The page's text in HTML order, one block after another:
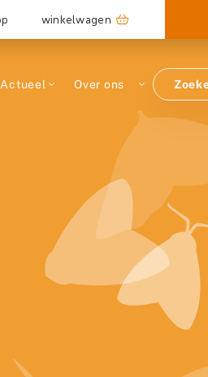
winkelwagen
Actueel Over ons